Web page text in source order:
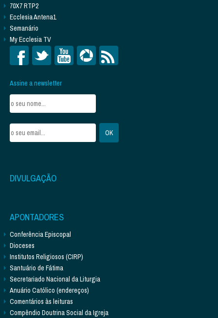
70X7 RTP2
Ecclesia Antena1
Semanário
My Ecclesia TV
Assine a newsletter
DIVULGAÇÃO
APONTADORES
Conferência Episcopal
Dioceses
Institutos Religiosos (CIRP)
Santuário de Fátima
Secretariado Nacional da Liturgia
Anuário Católico (endereços)
Comentários às leituras
Compêndio Doutrina Social da Igreja